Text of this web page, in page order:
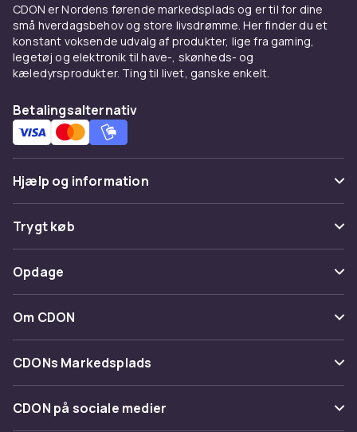
CDON er Nordens førende markedsplads og er til for dine
små hverdagsbehov og store livsdrømme. Her finder du et
konstant voksende udvalg af produkter, lige fra gaming,
legetøj og elektronik til have-, skønheds- og
kæledyrsprodukter. Ting til livet, ganske enkelt.
Betalingsalternativ
Hjælp og information
Ofte stillede spørgsmål
Spor pakke
Fortryd & returner her
Kontakt os
Trygt køb
Betaling
Levering
Tilbagekaldelser
Opdage
Kategorier
Maerke
Om CDON
Om os
Kundeanmeldelser
Arbejd på CDON
CDONs Markedsplads
Merchant Help Center
CDON på sociale medier